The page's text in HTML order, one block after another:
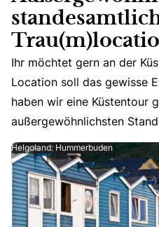
Ihr möchtet gern an der
Ihr möchtet gern an der
Location soll das gewisse
haben wir eine Küstentour
außergewöhnlichsten
Helgoland: Hummerbuden